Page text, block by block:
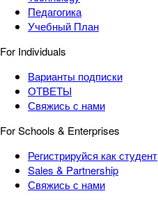
Педагогика
Учебный План
For Individuals
Варианты подписки
ОТВЕТЫ
Свяжись с нами
For Schools & Enterprises
Регистрируйся как студент
Sales & Partnership
Свяжись с нами